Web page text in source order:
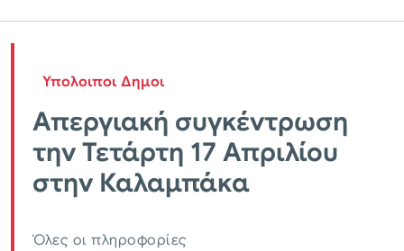
Υπολοιποι Δημοι
Απεργιακή συγκέντρωση
την Τετάρτη 17 Απριλίου
στην Καλαμπάκα
Όλες οι πληροφορίες